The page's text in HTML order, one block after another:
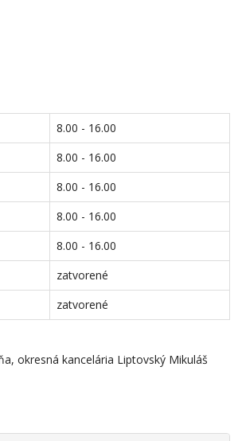
8.00 - 16.00
8.00 - 16.00
8.00 - 16.00
8.00 - 16.00
8.00 - 16.00
zatvorené
zatvorené
okresná kancelária Liptovský Mikuláš